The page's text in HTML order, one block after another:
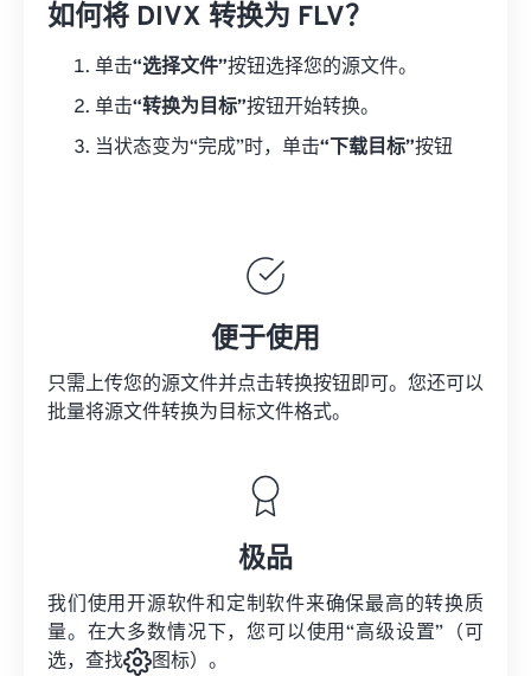
如何将 DIVX 转换为 FLV？
单击“选择文件”按钮选择您的源文件。
单击“转换为目标”按钮开始转换。
当状态变为“完成”时，单击“下载目标”按钮
便于使用
只需上传您的源文件并点击转换按钮即可。您还可以
批量将源文件转换为目标文件格式。
极品
我们使用开源软件和定制软件来确保最高的转换质
量。在大多数情况下，您可以使用“高级设置”（可
选，查找
图标）。